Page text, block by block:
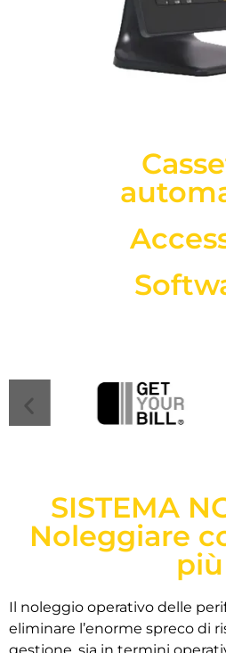
SISTEMA
Noleggiare
più
Il noleggio operativo delle
eliminare l’enorme spreco di